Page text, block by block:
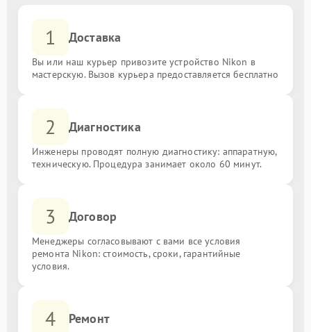
1 Доставка
Вы или наш курьер привозите устройство Nikon в
мастерскую. Вызов курьера предоставляется бесплатно
2 Диагностика
Инженеры проводят полную диагностику: аппаратную,
техническую. Процедура занимает около 60 минут.
3 Договор
Менеджеры согласовывают с вами все условия
ремонта Nikon: стоимость, сроки, гарантийные
условия.
4 Ремонт